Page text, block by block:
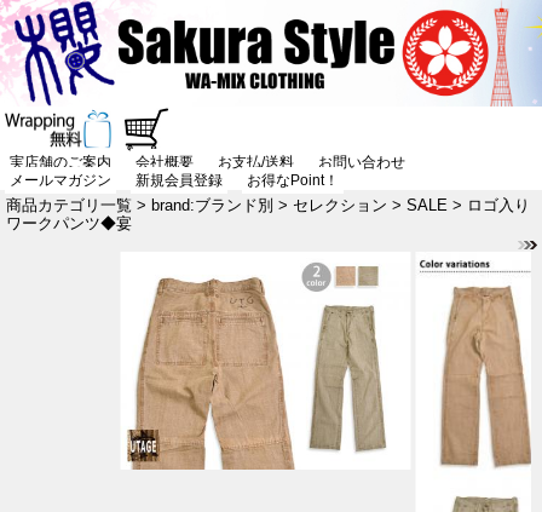
実店舗のご案内 会社概要 お支払/送料
お問い合わせ
メールマガジン
新規会員登録 お得なPoint！
商品カテゴリ一覧 > brand:ブランド別 > セレクション > SALE > ロゴ入り
ワークパンツ◆宴